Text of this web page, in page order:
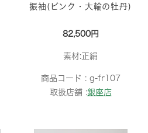
振袖(ピンク・大輪の牡丹)
82,500円
素材:正絹
商品コード : g-fr107
取扱店舗 :銀座店